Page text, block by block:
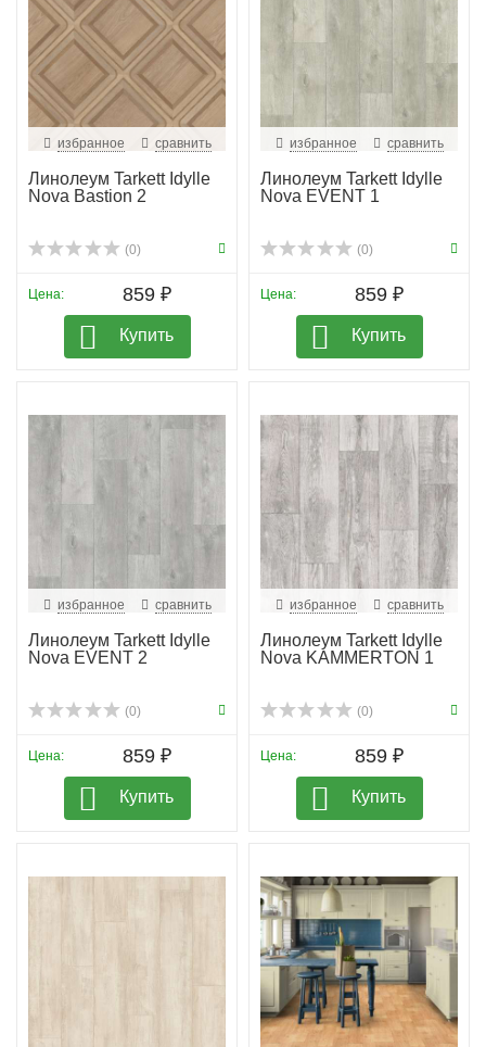
избранное сравнить
Линолеум Tarkett Idylle
Nova Bastion 2
(0)
Цена: 859 ₽
Купить
избранное сравнить
Линолеум Tarkett Idylle
Nova EVENT 1
(0)
Цена: 859 ₽
Купить
избранное сравнить
Линолеум Tarkett Idylle
Nova EVENT 2
(0)
Цена: 859 ₽
Купить
избранное сравнить
Линолеум Tarkett Idylle
Nova KAMMERTON 1
(0)
Цена: 859 ₽
Купить